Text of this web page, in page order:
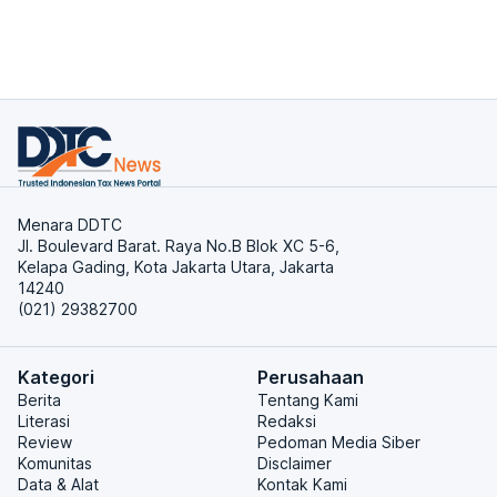
Menara DDTC
Jl. Boulevard Barat. Raya No.B Blok XC 5-6,
Kelapa Gading, Kota Jakarta Utara, Jakarta
14240
(021) 29382700
Kategori
Berita
Literasi
Review
Komunitas
Data & Alat
Perusahaan
Tentang Kami
Redaksi
Pedoman Media Siber
Disclaimer
Kontak Kami